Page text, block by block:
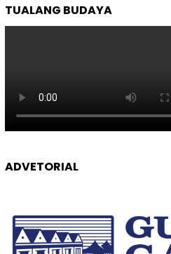
TUALANG BUDAYA
ADVETORIAL